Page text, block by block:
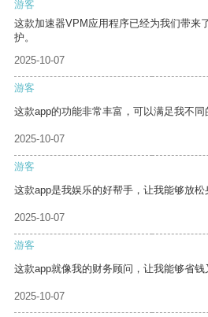
游客
这款加速器VPM应用程序已经为我们带来
护。
2025-10-07
游客
这款app的功能非常丰富，可以满足我不同
2025-10-07
游客
这款app是我娱乐的好帮手，让我能够放松
2025-10-07
游客
这款app就像我的财务顾问，让我能够省钱
2025-10-07